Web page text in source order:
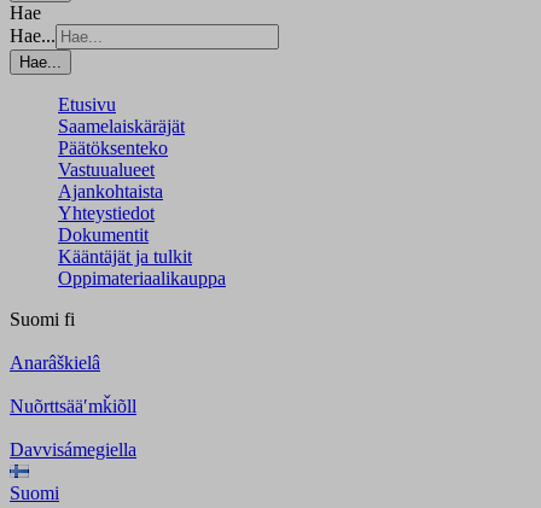
Hae
Hae...
Hae...
Etusivu
Saamelaiskäräjät
Päätöksenteko
Vastuualueet
Ajankohtaista
Yhteystiedot
Dokumentit
Kääntäjät ja tulkit
Oppimateriaalikauppa
Suomi fi
Anarâškielâ
Nuõrttsääʹmǩiõll
Davvisámegiella
Suomi